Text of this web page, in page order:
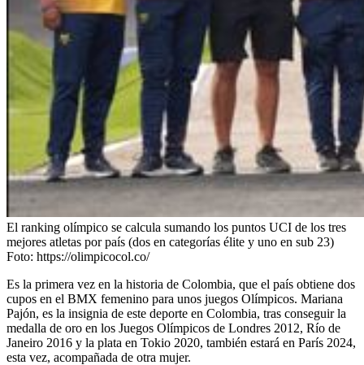
El ranking olímpico se calcula sumando los puntos UCI de los tres
mejores atletas por país (dos en categorías élite y uno en sub 23)
Foto: https://olimpicocol.co/
Es la primera vez en la historia de Colombia, que el país obtiene dos
cupos en el BMX femenino para unos juegos Olímpicos. Mariana
Pajón, es la insignia de este deporte en Colombia, tras conseguir la
medalla de oro en los Juegos Olímpicos de Londres 2012, Río de
Janeiro 2016 y la plata en Tokio 2020, también estará en París 2024,
esta vez, acompañada de otra mujer.